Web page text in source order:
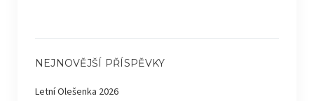
NEJNOVĚJŠÍ PŘÍSPĚVKY
Letní Olešenka 2026